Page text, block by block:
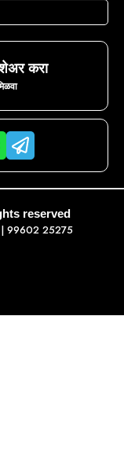
करा
reserved
99602 25275